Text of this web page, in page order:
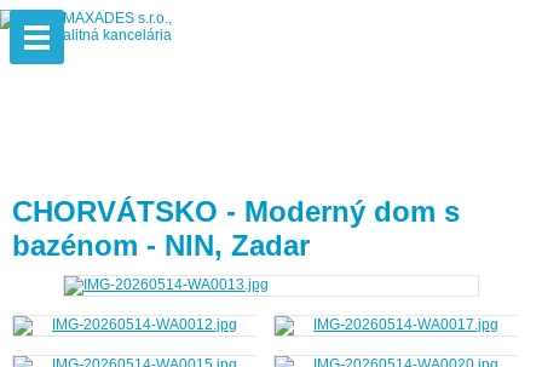
CHORVÁTSKO - Moderný dom s
bazénom - NIN, Zadar